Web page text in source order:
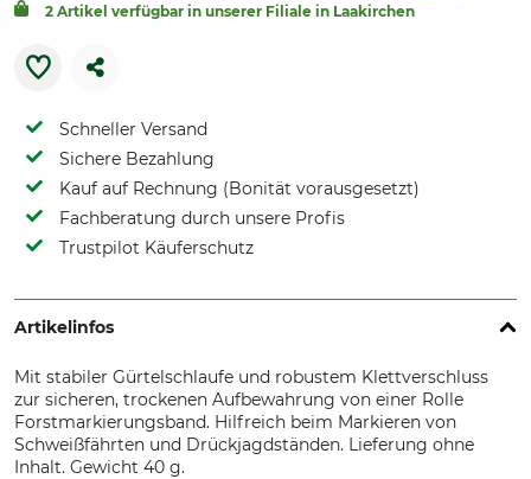
2 Artikel verfügbar in unserer Filiale in Laakirchen
Schneller Versand
Sichere Bezahlung
Kauf auf Rechnung (Bonität vorausgesetzt)
Fachberatung durch unsere Profis
Trustpilot Käuferschutz
Artikelinfos
Mit stabiler Gürtelschlaufe und robustem Klettverschluss
zur sicheren, trockenen Aufbewahrung von einer Rolle
Forstmarkierungsband. Hilfreich beim Markieren von
Schweißfährten und Drückjagdständen. Lieferung ohne
Inhalt. Gewicht 40 g.